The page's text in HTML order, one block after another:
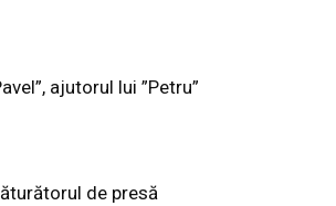
ajutorul lui ”Petru”
de presă